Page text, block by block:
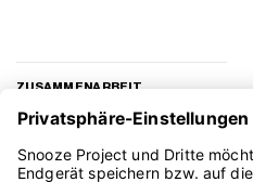
ZUSAMMENARBEIT
Geschäftskunden
Presse
Affiliate Marketing